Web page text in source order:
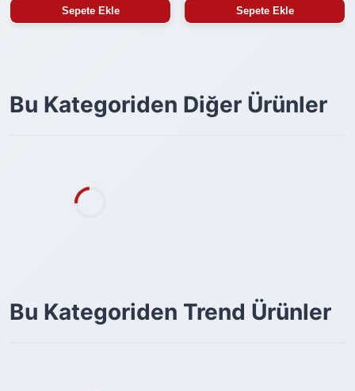
Sepete Ekle Sepete Ekle
Bu Kategoriden Diğer Ürünler
Bu Kategoriden Trend Ürünler